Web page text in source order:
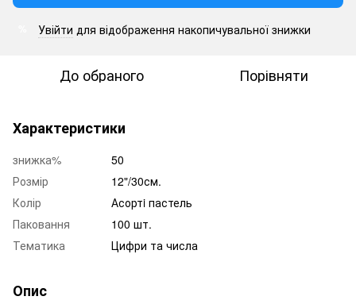
Увійти для відображення накопичувальної знижки
До обраного Порівняти
Характеристики
знижка%
50
Розмір
12"/30см.
Колір
Асортi пастель
Паковання
100 шт.
Тематика
Цифри та числа
Опис